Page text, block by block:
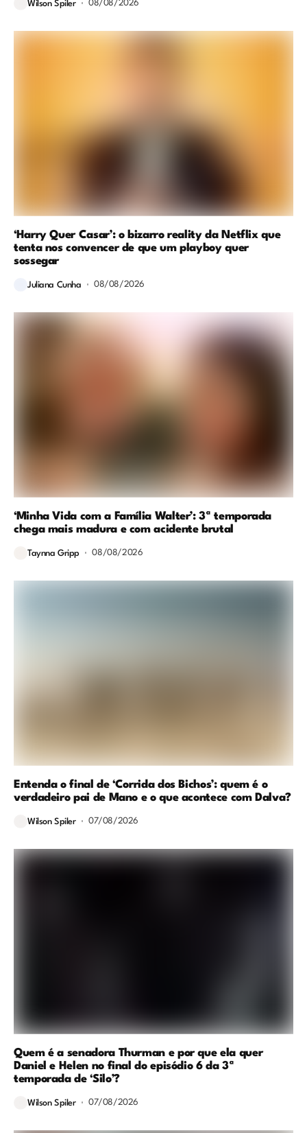
Wilson Spiler 08/08/2026
‘Harry Quer Casar’: o bizarro reality da Netflix que
tenta nos convencer de que um playboy quer
sossegar
Juliana Cunha 08/08/2026
‘Minha Vida com a Família Walter’: 3ª temporada
chega mais madura e com acidente brutal
Taynna Gripp 08/08/2026
Entenda o final de ‘Corrida dos Bichos’: quem é o
verdadeiro pai de Mano e o que acontece com Dalva?
Wilson Spiler 07/08/2026
Quem é a senadora Thurman e por que ela quer
Daniel e Helen no final do episódio 6 da 3ª
temporada de ‘Silo’?
Wilson Spiler 07/08/2026